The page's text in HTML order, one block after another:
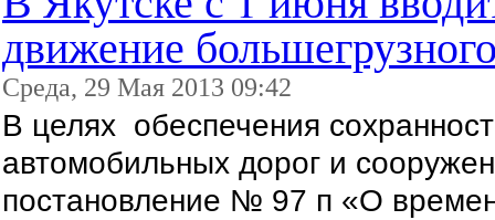
движение
Среда, 29 Мая 2013 09:42
В целях обеспечения
автомобильных дорог и
постановление № 97 п «О